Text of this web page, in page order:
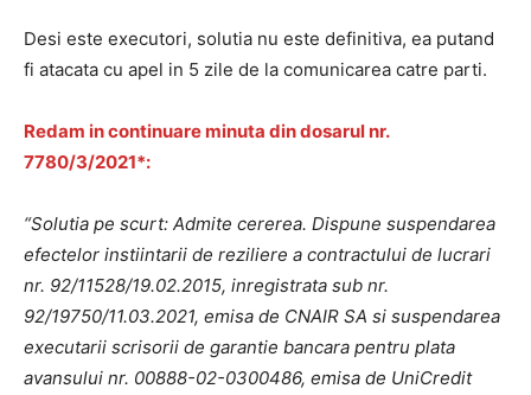
Desi este executori, solutia nu este definitiva, ea putand
fi atacata cu apel in 5 zile de la comunicarea catre parti.
Redam in continuare minuta din dosarul nr.
7780/3/2021*:
“Solutia pe scurt: Admite cererea. Dispune suspendarea
efectelor instiintarii de reziliere a contractului de lucrari
nr. 92/11528/19.02.2015, inregistrata sub nr.
92/19750/11.03.2021, emisa de CNAIR SA si suspendarea
executarii scrisorii de garantie bancara pentru plata
avansului nr. 00888-02-0300486, emisa de UniCredit